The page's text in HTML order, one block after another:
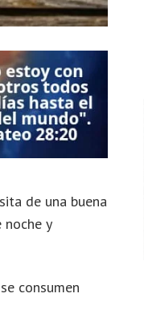
de una buena
y
consumen